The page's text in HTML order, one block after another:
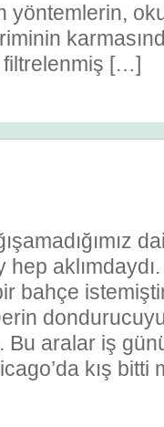
yöntemlerin,
filtrelenmiş […]
bahçe
Bu aralar iş
kış bitti